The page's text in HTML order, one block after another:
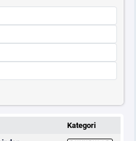
Kategori